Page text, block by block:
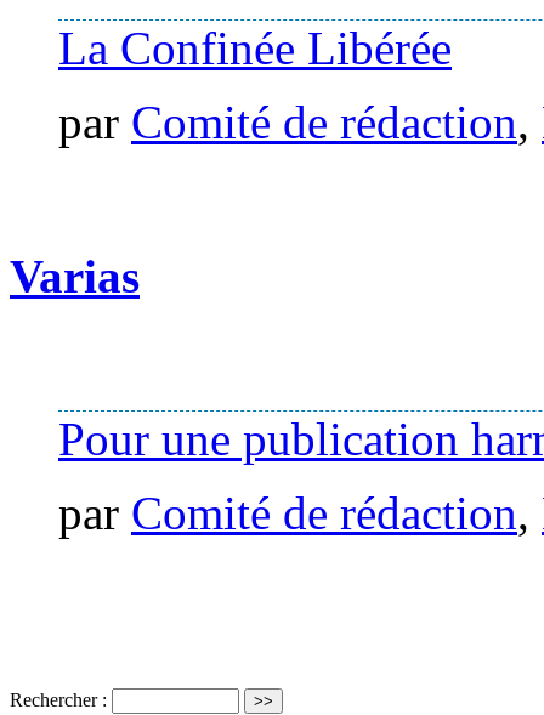
La Confinée Libérée
par Comité de rédaction,
Varias
Pour une publication
par Comité de rédaction,
Rechercher :